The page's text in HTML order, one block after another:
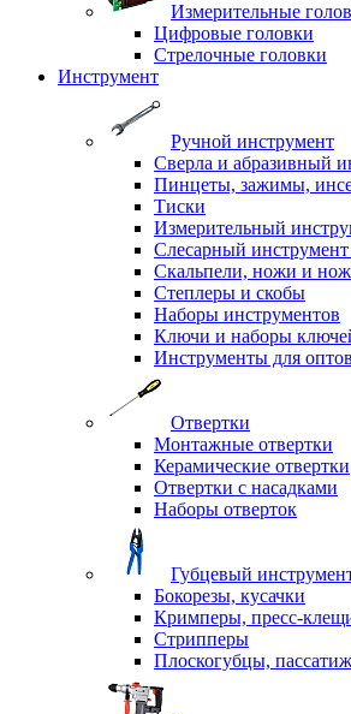
Измерительные
Цифровые головки
Стрелочные головки
Инструмент
Ручной инструмент
Сверла и абразивный
Пинцеты, зажимы,
Тиски
Измерительный
Слесарный инструмент
Скальпели, ножи и
Степлеры и скобы
Наборы инструментов
Ключи и наборы
Инструменты для
Отвертки
Монтажные отвертки
Керамические отвертки
Отвертки с насадками
Наборы отверток
Губцевый
Бокорезы, кусачки
Кримперы, пресс-
Стрипперы
Плоскогубцы,